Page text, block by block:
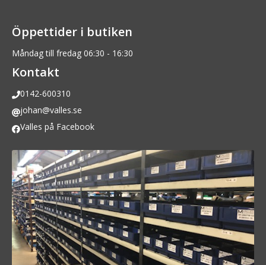
Öppettider i butiken
Måndag till fredag 06:30 - 16:30
Kontakt
0142-600310
johan@valles.se
Valles på Facebook